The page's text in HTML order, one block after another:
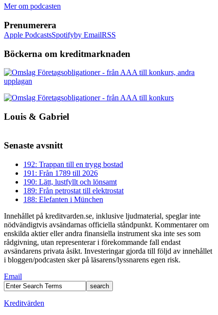
Mer om podcasten
Prenumerera
Apple PodcastsSpotifyby EmailRSS
Böckerna om kreditmarknaden
Louis & Gabriel
Senaste avsnitt
192: Trappan till en trygg bostad
191: Från 1789 till 2026
190: Lätt, lustfyllt och lönsamt
189: Från petrostat till elektrostat
188: Elefanten i München
Innehållet på kreditvarden.se, inklusive ljudmaterial, speglar inte
nödvändigtvis avsändarnas officiella ståndpunkt. Kommentarer om
enskilda aktier eller andra finansiella instrument ska inte ses som
rådgivning, utan representerar i förekommande fall endast
avsändarens privata åsikt. Investeringar gjorda till följd av innehållet
i bloggen/podcasten sker på läsarens/lyssnarens egen risk.
Email
Kreditvärden